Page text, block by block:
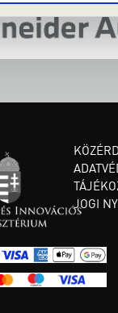
JOGI